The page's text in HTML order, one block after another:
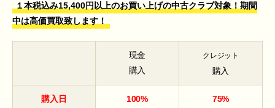
１本税込み15,400円以上のお買い上げの中古クラブ対象！期間
中は高価買取致します！
現金
購入
クレジット
購入
購入日 100% 75%